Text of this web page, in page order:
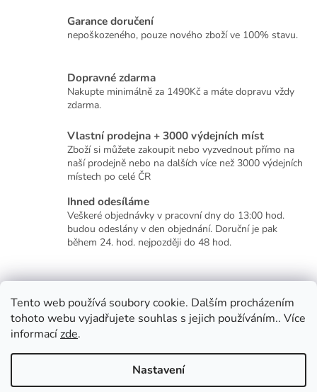
Tento web používá soubory cookie. Dalším procházením
tohoto webu vyjadřujete souhlas s jejich používáním.. Více
informacízde.
Nastavení
Garance doručení
nepoškozeného, pouze nového zboží ve 100% stavu.
Dopravné zdarma
Nakupte minimálně za 1490Kč a máte dopravu vždy
zdarma.
Vlastní prodejna + 3000 výdejních míst
Zboží si můžete zakoupit nebo vyzvednout přímo na
naší prodejně nebo na dalších více než 3000 výdejních
místech po celé ČR
Ihned odesíláme
Veškeré objednávky v pracovní dny do 13:00 hod.
budou odeslány v den objednání. Doruční je pak
během 24. hod. nejpozději do 48 hod.
á